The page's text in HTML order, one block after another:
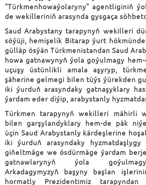
“Türkmenhowaýolaryny” agentliginiň
de wekilleriniň arasynda gysgaça
Saud Arabystany tarapynyň wekilleri
söýüji, hemişelik Bitarap ýurt
gülläp ösýän Türkmenistandan Saud
howa gatnawynyň ýola goýulmagy
uçuşy üstünlikli amala aşyryp,
şäherine gelmegi bilen tüýs ýürekden
iki ýurduň arasyndaky gatnaşyklary
ýardam eder diýip, arabystanly
Türkmen tarapynyň wekilleri mähirli
bilen garşylandyklary hem-de päk
üçin Saud Arabystanly kärdeşlerine
iki ýurduň arasyndaky hyzmatdaşlygy
giňeltmäge we ösdürmäge ýardam
gatnawlarynyň ýola
Arkadagymyzyň başyny başlan
hormatly Prezidentimiz